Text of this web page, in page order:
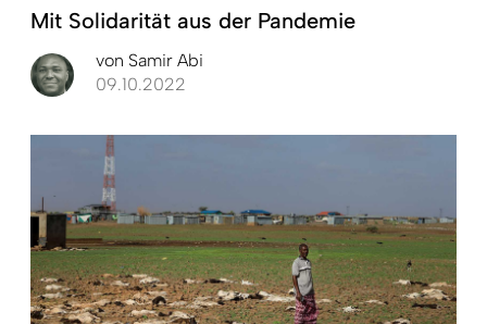
Mit Solidarität aus der Pandemie
von Samir Abi
09.10.2022